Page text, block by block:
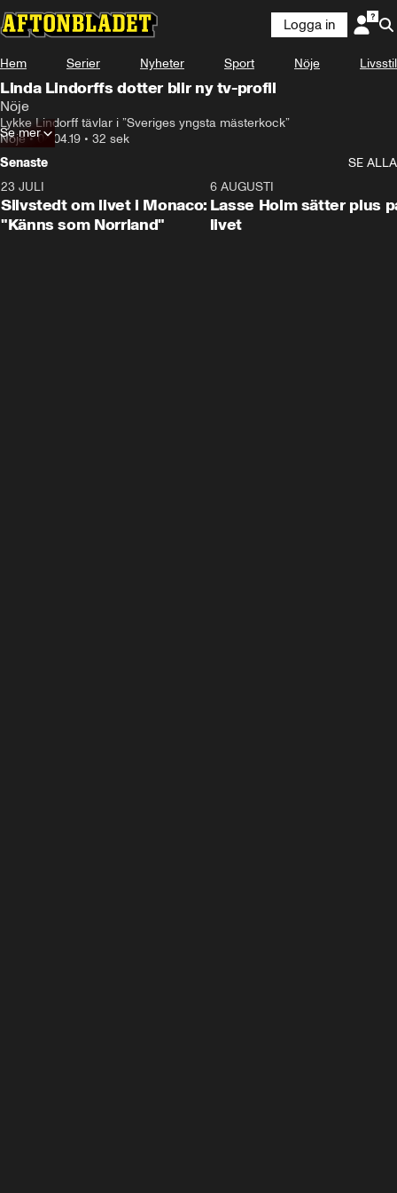
Logga in
Hem Serier Nyheter Sport Nöje Livsstil
Linda Lindorffs dotter blir ny tv-profil
Nöje
Lykke Lindorff tävlar i ”Sveriges yngsta mästerkock”
Nöje•04.04.19 • 32 sek
Se mer
Senaste
SE ALLA
23 JULI
Silvstedt om livet i Monaco:
"Känns som Norrland"
6 AUGUSTI
Lasse Holm sätter plus
livet